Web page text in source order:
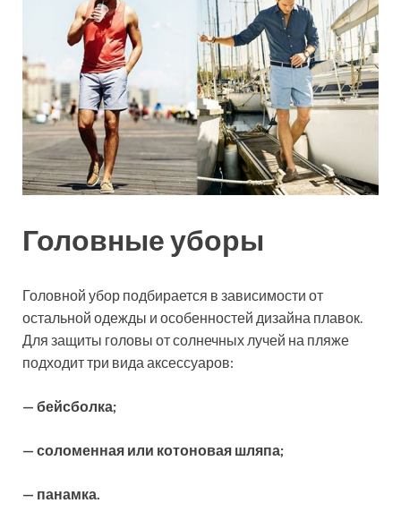
Головные уборы
Головной убор подбирается в зависимости от
остальной одежды и особенностей дизайна плавок.
Для защиты головы от солнечных лучей на пляже
подходит три вида аксессуаров:
— бейсболка;
— соломенная или котоновая шляпа;
— панамка.